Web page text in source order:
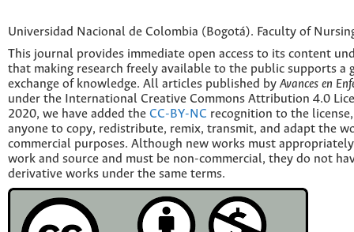
Universidad Nacional de Colombia (Bogotá). Faculty of
This journal provides immediate open access to its content
that making research freely available to the public supports a
exchange of knowledge. All articles published by Avances en
under the International Creative Commons Attribution 4.0
2020, we have added the CC-BY-NC recognition to the
anyone to copy, redistribute, remix, transmit, and adapt the
commercial purposes. Although new works must
work and source and must be non-commercial, they do not
derivative works under the same terms.